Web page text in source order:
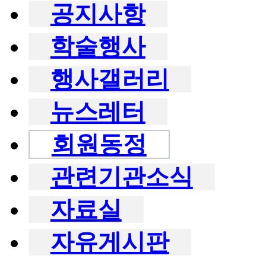
공지사항
학술행사
행사갤러리
뉴스레터
회원동정
관련기관소식
자료실
자유게시판